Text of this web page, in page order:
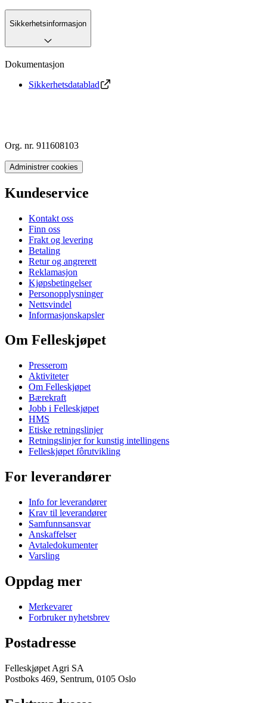
Sikkerhetsinformasjon
Dokumentasjon
Sikkerhetsdatablad
Org. nr. 911608103
Administrer cookies
Kundeservice
Kontakt oss
Finn oss
Frakt og levering
Betaling
Retur og angrerett
Reklamasjon
Kjøpsbetingelser
Personopplysninger
Nettsvindel
Informasjonskapsler
Om Felleskjøpet
Presserom
Aktiviteter
Om Felleskjøpet
Bærekraft
Jobb i Felleskjøpet
HMS
Etiske retningslinjer
Retningslinjer for kunstig intellingens
Felleskjøpet fôrutvikling
For leverandører
Info for leverandører
Krav til leverandører
Samfunnsansvar
Anskaffelser
Avtaledokumenter
Varsling
Oppdag mer
Merkevarer
Forbruker nyhetsbrev
Postadresse
Felleskjøpet Agri SA
Postboks 469, Sentrum, 0105 Oslo